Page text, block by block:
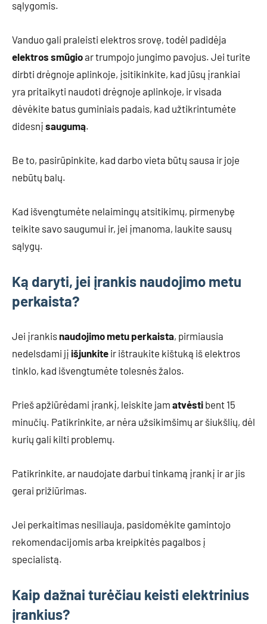
sąlygomis.
Vanduo gali praleisti elektros srovę, todėl padidėja
elektros smūgioar trumpojo jungimo pavojus. Jei turite
dirbti drėgnoje aplinkoje, įsitikinkite, kad jūsų įrankiai
yra pritaikyti naudoti drėgnoje aplinkoje, ir visada
dėvėkite batus guminiais padais, kad užtikrintumėte
didesnį saugumą.
Be to, pasirūpinkite, kad darbo vieta būtų sausa ir joje
nebūtų balų.
Kad išvengtumėte nelaimingų atsitikimų, pirmenybę
teikite savo saugumui ir, jei įmanoma, laukite sausų
sąlygų.
Ką daryti, jei įrankis naudojimo metu
perkaista?
Jei įrankisnaudojimo metu perkaista, pirmiausia
nedelsdami jį išjunkite ir ištraukite kištuką iš elektros
tinklo, kad išvengtumėte tolesnės žalos.
Prieš apžiūrėdami įrankį, leiskite jam atvėsti bent 15
minučių. Patikrinkite, ar nėra užsikimšimų ar šiukšlių, dėl
kurių gali kilti problemų.
Patikrinkite, ar naudojate darbui tinkamą įrankį ir ar jis
gerai prižiūrimas.
Jei perkaitimas nesiliauja, pasidomėkite gamintojo
rekomendacijomis arba kreipkitės pagalbos į
specialistą.
Kaip dažnai turėčiau keisti elektrinius
įrankius?